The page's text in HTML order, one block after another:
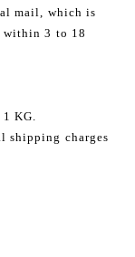
mail, which is
within 3 to 18
KG.
shipping charges